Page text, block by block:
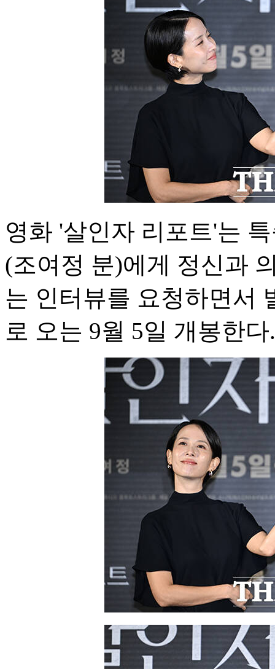
영화 '살인자 리포트'는
(조여정 분)에게 정신과
는 인터뷰를 요청하면서
로 오는 9월 5일 개봉한다.